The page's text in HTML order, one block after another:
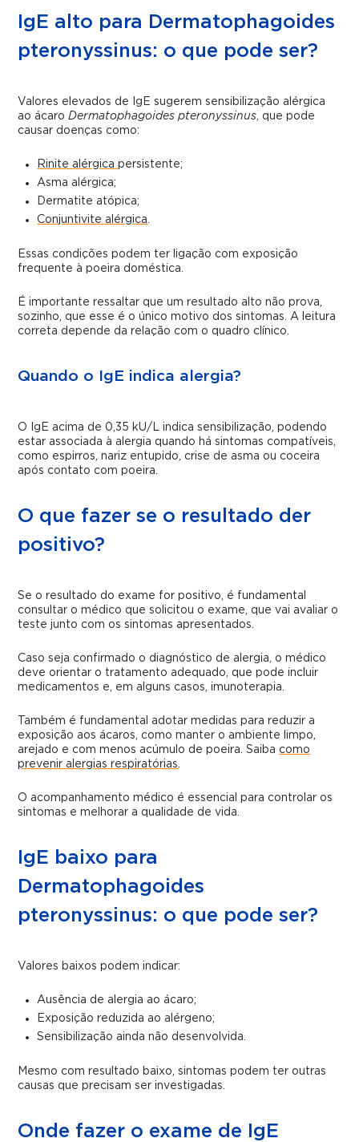
IgE alto para Dermatophagoides
pteronyssinus: o que pode ser?
Valores elevados de IgE sugerem sensibilização alérgica
ao ácaroDermatophagoides pteronyssinus, que pode
causar doenças como:
Rinite alérgicapersistente;
Asma alérgica;
Dermatite atópica;
Conjuntivite alérgica.
Essas condições podem ter ligação com exposição
frequente à poeira doméstica.
É importante ressaltar que um resultado alto não prova,
sozinho, que esse é o único motivo dos sintomas. A leitura
correta depende da relação com o quadro clínico.
Quando o IgE indica alergia?
O IgE acima de 0,35 kU/L indica sensibilização, podendo
estar associada à alergia quando há sintomas compatíveis,
como espirros, nariz entupido, crise de asma ou coceira
após contato com poeira.
O que fazer se o resultado der
positivo?
Se o resultado do exame for positivo, é fundamental
consultar o médico que solicitou o exame, que vai avaliar o
teste junto com os sintomas apresentados.
Caso seja confirmado o diagnóstico de alergia, o médico
deve orientar o tratamento adequado, que pode incluir
medicamentos e, em alguns casos, imunoterapia.
Também é fundamental adotar medidas para reduzir a
exposição aos ácaros, como manter o ambiente limpo,
arejado e com menos acúmulo de poeira. Saiba como
prevenir alergias respiratórias.
O acompanhamento médico é essencial para controlar os
sintomas e melhorar a qualidade de vida.
IgE baixo para
Dermatophagoides
pteronyssinus: o que pode ser?
Valores baixos podem indicar:
Ausência de alergia ao ácaro;
Exposição reduzida ao alérgeno;
Sensibilização ainda não desenvolvida.
Mesmo com resultado baixo, sintomas podem ter outras
causas que precisam ser investigadas.
Onde fazer o exame de IgE